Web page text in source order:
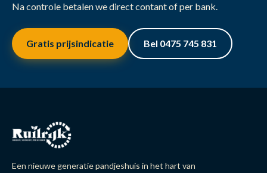
Na controle betalen we direct contant of per bank.
Gratis prijsindicatie Bel 0475 745 831
Een nieuwe generatie pandjeshuis in het hart van